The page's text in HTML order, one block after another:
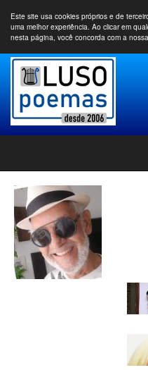
Este site usa cookies próprios e de
uma melhor experiência. Ao clicar em
nesta página, você concorda com a